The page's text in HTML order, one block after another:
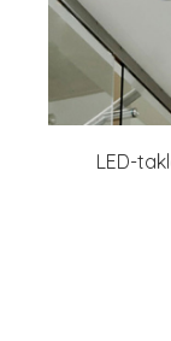
LED-